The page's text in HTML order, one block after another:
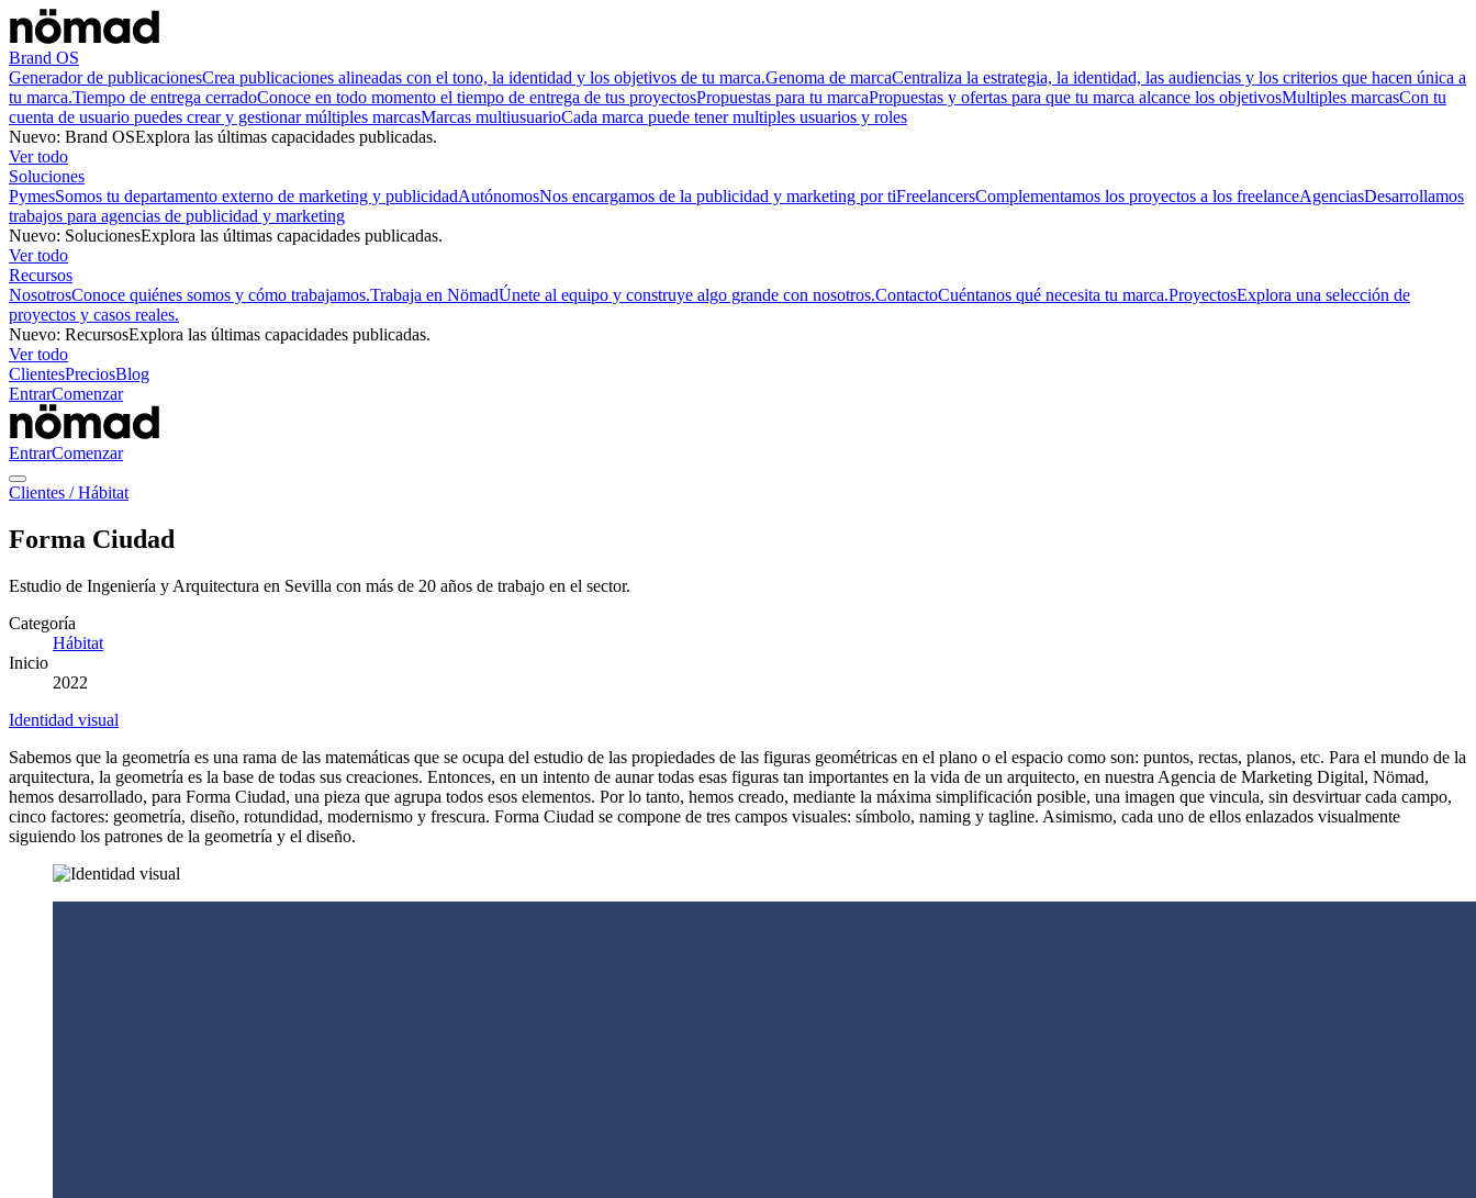
Brand OS
Generador de publicacionesCrea publicaciones alineadas con el tono, la identidad y los objetivos de tu marca.Genoma de marcaCentraliza la estrategia, la identidad, las audiencias y los criterios que hacen única a
tu marca.Tiempo de entrega cerradoConoce en todo momento el tiempo de entrega de tus proyectosPropuestas para tu marcaPropuestas y ofertas para que tu marca alcance los objetivosMultiples marcasCon tu
cuenta de usuario puedes crear y gestionar múltiples marcasMarcas multiusuarioCada marca puede tener multiples usuarios y roles
Nuevo: Brand OSExplora las últimas capacidades publicadas.
Ver todo
Soluciones
PymesSomos tu departamento externo de marketing y publicidadAutónomosNos encargamos de la publicidad y marketing por tiFreelancersComplementamos los proyectos a los freelanceAgenciasDesarrollamos
trabajos para agencias de publicidad y marketing
Nuevo: SolucionesExplora las últimas capacidades publicadas.
Ver todo
Recursos
NosotrosConoce quiénes somos y cómo trabajamos.Trabaja en NömadÚnete al equipo y construye algo grande con nosotros.ContactoCuéntanos qué necesita tu marca.ProyectosExplora una selección de
proyectos y casos reales.
Nuevo: RecursosExplora las últimas capacidades publicadas.
Ver todo
ClientesPreciosBlog
EntrarComenzar
EntrarComenzar
Clientes /Hábitat
Forma Ciudad
Estudio de Ingeniería y Arquitectura en Sevilla con más de 20 años de trabajo en el sector.
Categoría
Hábitat
Inicio
2022
Identidad visual
Sabemos que la geometría es una rama de las matemáticas que se ocupa del estudio de las propiedades de las figuras geométricas en el plano o el espacio como son: puntos, rectas, planos, etc. Para el mundo de la
arquitectura, la geometría es la base de todas sus creaciones. Entonces, en un intento de aunar todas esas figuras tan importantes en la vida de un arquitecto, en nuestra Agencia de Marketing Digital, Nömad,
hemos desarrollado, para Forma Ciudad, una pieza que agrupa todos esos elementos. Por lo tanto, hemos creado, mediante la máxima simplificación posible, una imagen que vincula, sin desvirtuar cada campo,
cinco factores: geometría, diseño, rotundidad, modernismo y frescura. Forma Ciudad se compone de tres campos visuales: símbolo, naming y tagline. Asimismo, cada uno de ellos enlazados visualmente
siguiendo los patrones de la geometría y el diseño.